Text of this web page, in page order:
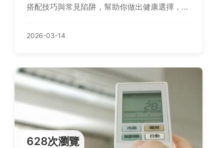
搭配技巧與常見陷阱，幫助你做出健康選擇，輕
2026-03-14
628次瀏覽